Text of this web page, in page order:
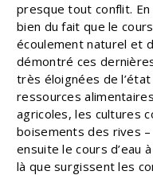
presque tout conflit.
bien du fait que le
écoulement naturel et
démontré ces
très éloignées de
ressources
agricoles, les cultures
boisements des rives –
ensuite le cours d’eau
là que surgissent les